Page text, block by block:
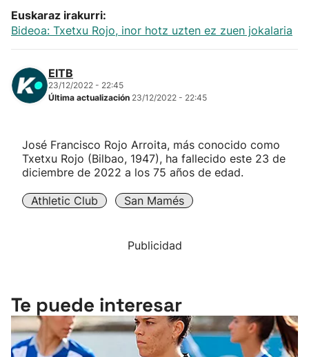
Atletismo
Más deportes
Euskaraz irakurri:
Bideoa: Txetxu Rojo, inor hotz uzten ez zuen jokalaria
EITB
23/12/2022 - 22:45
Última actualización 23/12/2022 - 22:45
José Francisco Rojo Arroita, más conocido como
Txetxu Rojo (Bilbao, 1947), ha fallecido este 23 de
diciembre de 2022 a los 75 años de edad.
Athletic Club San Mamés
Publicidad
Te puede interesar